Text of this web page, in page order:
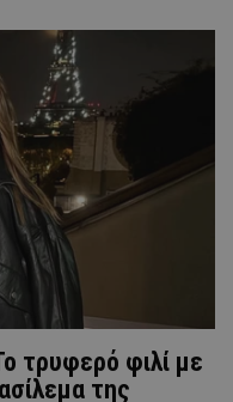
τρυφερό φιλί με
της